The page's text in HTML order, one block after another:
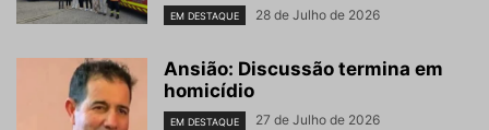
EM DESTAQUE 28 de Julho de 2026
Ansião: Discussão termina em
homicídio
EM DESTAQUE 27 de Julho de 2026